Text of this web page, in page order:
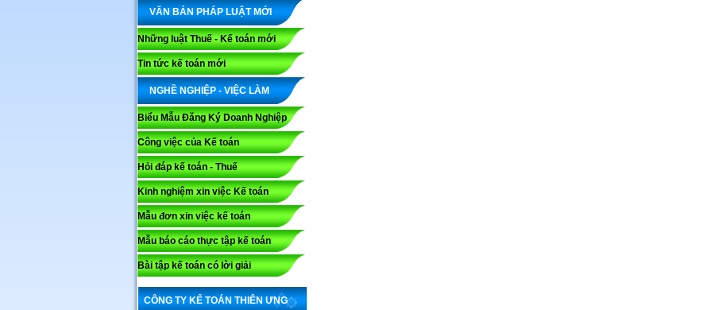
VĂN BẢN PHÁP LUẬT MỚI
Những luật Thuế - Kế toán mới
Tin tức kế toán mới
NGHỀ NGHIỆP - VIỆC LÀM
Biểu Mẫu Đăng Ký Doanh Nghiệp
Công việc của Kế toán
Hỏi đáp kế toán - Thuế
Kinh nghiệm xin việc Kế toán
Mẫu đơn xin việc kế toán
Mẫu báo cáo thực tập kế toán
Bài tập kế toán có lời giải
CÔNG TY KẾ TOÁN THIÊN ƯNG